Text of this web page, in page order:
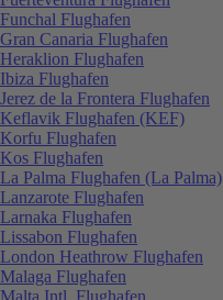
Funchal Flughafen
Gran Canaria Flughafen
Heraklion Flughafen
Ibiza Flughafen
Jerez de la Frontera Flughafen
Keflavik Flughafen (KEF)
Korfu Flughafen
Kos Flughafen
La Palma Flughafen (La Palma)
Lanzarote Flughafen
Larnaka Flughafen
Lissabon Flughafen
London Heathrow Flughafen
Malaga Flughafen
Malta Intl. Flughafen